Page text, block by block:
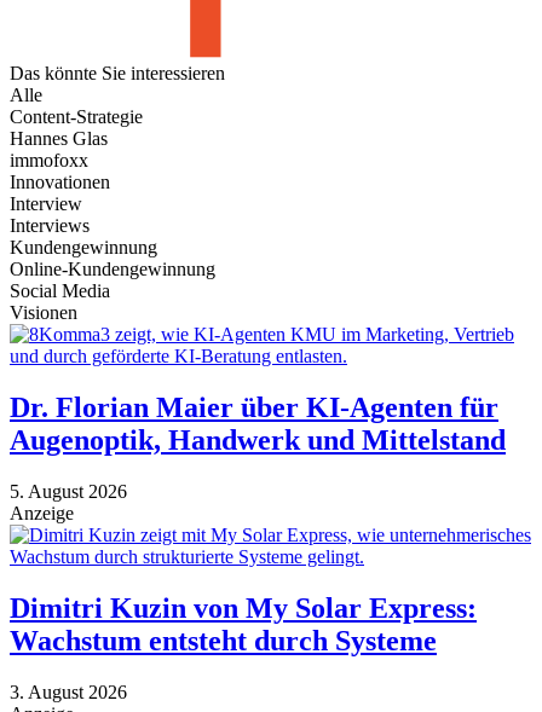
Das könnte Sie interessieren
Alle
Content-Strategie
Hannes Glas
immofoxx
Innovationen
Interview
Interviews
Kundengewinnung
Online-Kundengewinnung
Social Media
Visionen
Dr. Florian Maier über KI-Agenten für
Augenoptik, Handwerk und Mittelstand
5. August 2026
Anzeige
Dimitri Kuzin von My Solar Express:
Wachstum entsteht durch Systeme
3. August 2026